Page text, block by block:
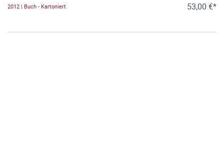
2012 | Buch - Kartoniert 53,00 €*